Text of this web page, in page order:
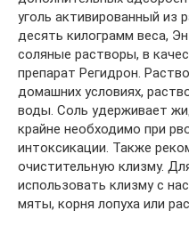
уголь активированный из
десять килограмм веса,
соляные растворы, в
препарат Регидрон.
домашних условиях,
воды. Соль удерживает
крайне необходимо при
интоксикации. Также
очистительную клизму.
использовать клизму с
мяты, корня лопуха или